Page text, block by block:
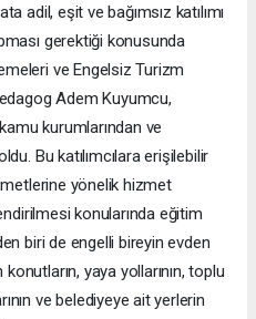
adil, eşit ve bağımsız katılımı
gerektiği konusunda
ve Engelsiz Turizm
Adem Kuyumcu,
kurumlarından ve
Bu katılımcılara erişilebilir
yönelik hizmet
konularında eğitim
biri de engelli bireyin evden
yaya yollarının, toplu
ve belediyeye ait yerlerin